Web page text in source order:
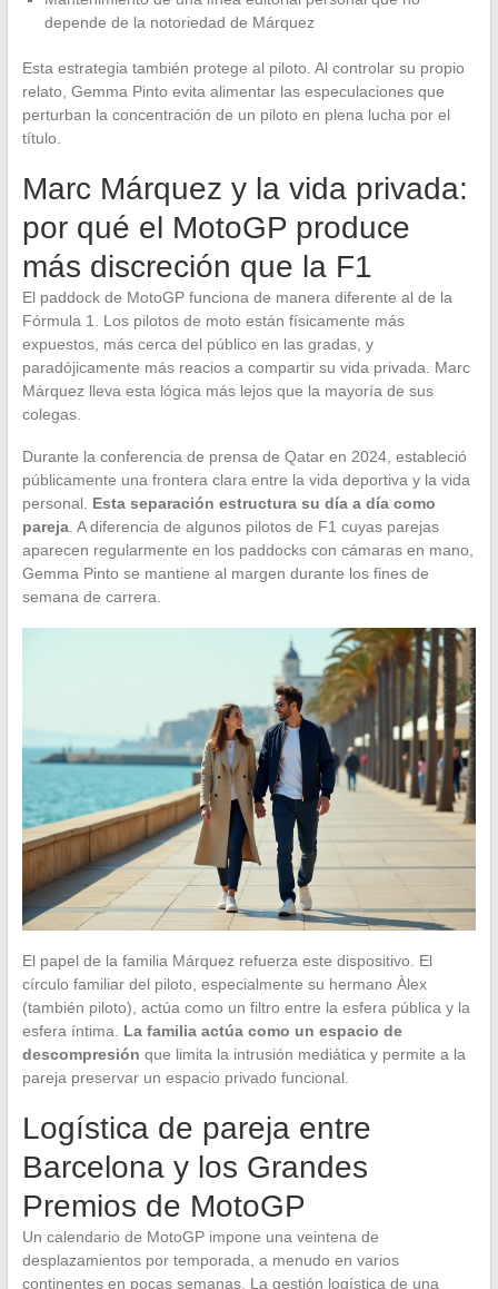
depende de la notoriedad de Márquez
Esta estrategia también protege al piloto. Al controlar su propio
relato, Gemma Pinto evita alimentar las especulaciones que
perturban la concentración de un piloto en plena lucha por el
título.
Marc Márquez y la vida privada:
por qué el MotoGP produce
más discreción que la F1
El paddock de MotoGP funciona de manera diferente al de la
Fórmula 1. Los pilotos de moto están físicamente más
expuestos, más cerca del público en las gradas, y
paradójicamente más reacios a compartir su vida privada. Marc
Márquez lleva esta lógica más lejos que la mayoría de sus
colegas.
Durante la conferencia de prensa de Qatar en 2024, estableció
públicamente una frontera clara entre la vida deportiva y la vida
personal. Esta separación estructura su día a día como
pareja. A diferencia de algunos pilotos de F1 cuyas parejas
aparecen regularmente en los paddocks con cámaras en mano,
Gemma Pinto se mantiene al margen durante los fines de
semana de carrera.
El papel de la familia Márquez refuerza este dispositivo. El
círculo familiar del piloto, especialmente su hermano Àlex
(también piloto), actúa como un filtro entre la esfera pública y la
esfera íntima. La familia actúa como un espacio de
descompresión que limita la intrusión mediática y permite a la
pareja preservar un espacio privado funcional.
Logística de pareja entre
Barcelona y los Grandes
Premios de MotoGP
Un calendario de MotoGP impone una veintena de
desplazamientos por temporada, a menudo en varios
continentes en pocas semanas. La gestión logística de una